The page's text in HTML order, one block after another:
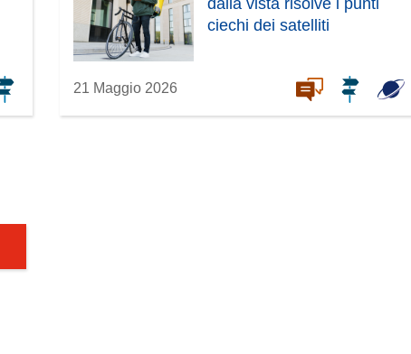
dalla vista risolve i punti
ciechi dei satelliti
21 Maggio 2026